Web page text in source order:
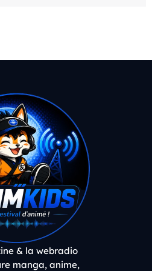
& la webradio
manga, anime,